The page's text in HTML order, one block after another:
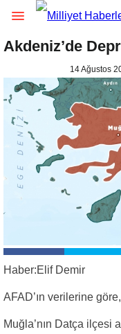
Akdeniz’de
14 Ağustos
Haber:Elif Demir
AFAD’ın verilerine
Muğla’nın Datça ilçesi